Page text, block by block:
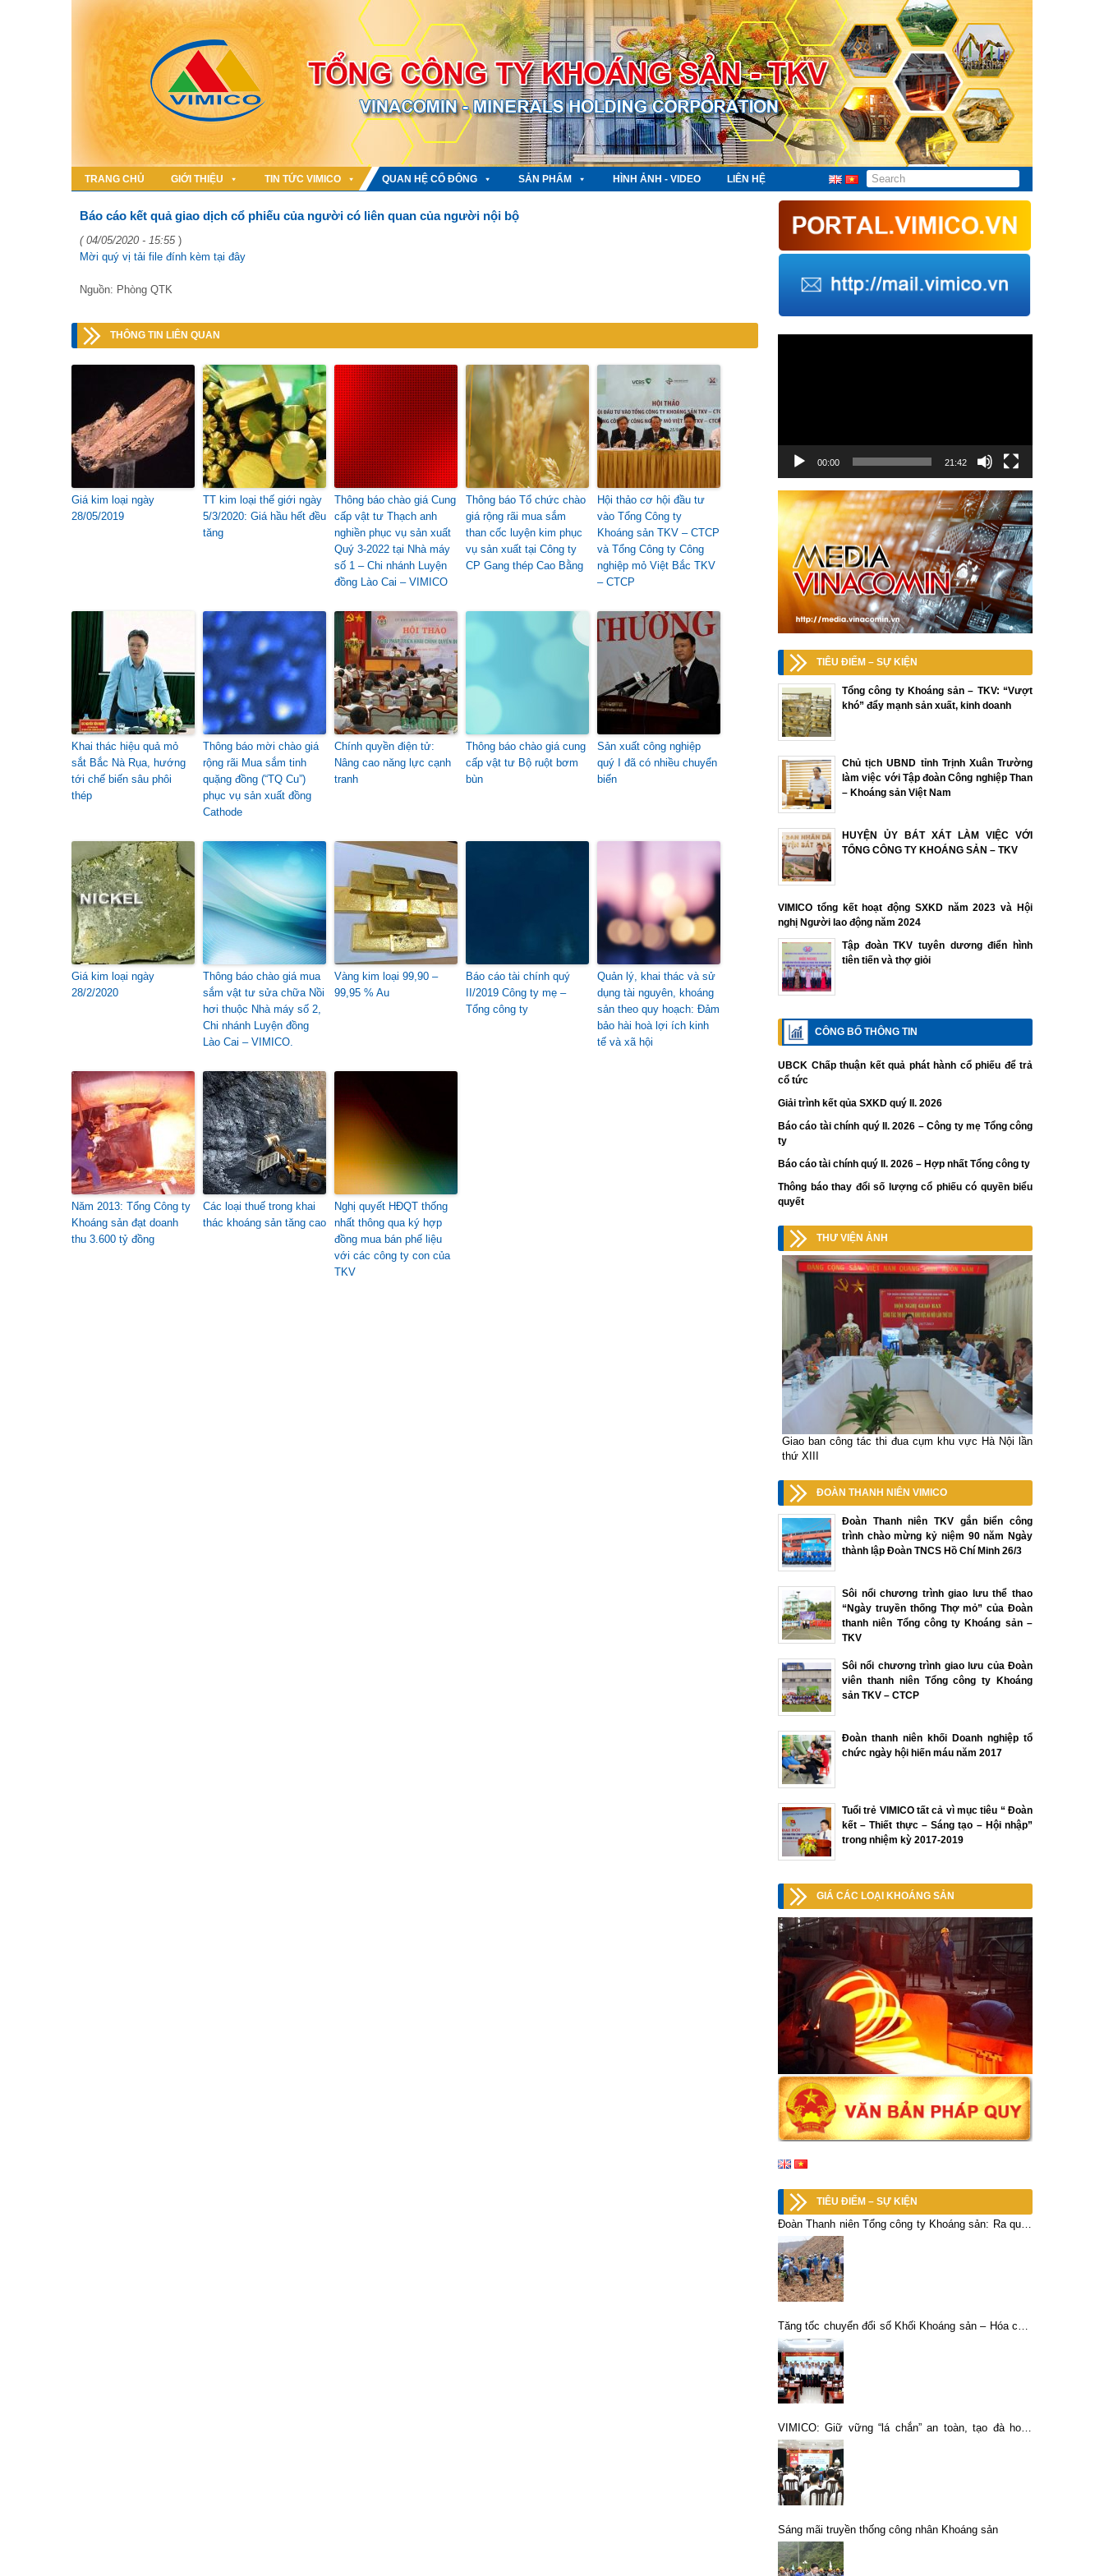
TRANG CHỦ GIỚI THIỆU TIN TỨC VIMICO QUAN HỆ CỔ ĐÔNG SẢN PHẨM HÌNH ẢNH - VIDEO LIÊN HỆ
Báo cáo kết quả giao dịch cổ phiếu của người có liên quan của người nội bộ
( 04/05/2020 - 15:55)
Mời quý vị tải file đính kèm tại đây
Nguồn: Phòng QTK
THÔNG TIN LIÊN QUAN
Giá kim loại ngày
28/05/2019
TT kim loại thế giới ngày
5/3/2020: Giá hầu hết đều
tăng
Thông báo chào giá Cung
cấp vật tư Thạch anh
nghiền phục vụ sản xuất
Quý 3-2022 tại Nhà máy
số 1 – Chi nhánh Luyện
đồng Lào Cai – VIMICO
Thông báo Tổ chức chào
giá rộng rãi mua sắm
than cốc luyện kim phục
vụ sản xuất tại Công ty
CP Gang thép Cao Bằng
Hội thảo cơ hội đầu tư
vào Tổng Công ty
Khoáng sản TKV – CTCP
và Tổng Công ty Công
nghiệp mỏ Việt Bắc TKV
– CTCP
Khai thác hiệu quả mỏ
sắt Bắc Nà Rụa, hướng
tới chế biến sâu phôi
thép
Thông báo mời chào giá
rộng rãi Mua sắm tinh
quặng đồng (“TQ Cu”)
phục vụ sản xuất đồng
Cathode
Chính quyền điện tử:
Nâng cao năng lực cạnh
tranh
Thông báo chào giá cung
cấp vật tư Bộ ruột bơm
bùn
Sản xuất công nghiệp
quý I đã có nhiều chuyển
biến
Giá kim loại ngày
28/2/2020
Thông báo chào giá mua
sắm vật tư sửa chữa Nồi
hơi thuộc Nhà máy số 2,
Chi nhánh Luyện đồng
Lào Cai – VIMICO.
Vàng kim loại 99,90 –
99,95 % Au
Báo cáo tài chính quý
II/2019 Công ty mẹ –
Tổng công ty
Quản lý, khai thác và sử
dụng tài nguyên, khoáng
sản theo quy hoạch: Đảm
bảo hài hoà lợi ích kinh
tế và xã hội
Năm 2013: Tổng Công ty
Khoáng sản đạt doanh
thu 3.600 tỷ đồng
Các loại thuế trong khai
thác khoáng sản tăng cao
Nghị quyết HĐQT thống
nhất thông qua ký hợp
đồng mua bán phế liệu
với các công ty con của
TKV
00:00 21:42
TIÊU ĐIỂM – SỰ KIỆN
Tổng công ty Khoáng sản – TKV: “Vượt
khó” đẩy mạnh sản xuất, kinh doanh
Chủ tịch UBND tỉnh Trịnh Xuân Trường
làm việc với Tập đoàn Công nghiệp Than
– Khoáng sản Việt Nam
HUYỆN ỦY BÁT XÁT LÀM VIỆC VỚI
TỔNG CÔNG TY KHOÁNG SẢN – TKV
VIMICO tổng kết hoạt động SXKD năm 2023 và Hội
nghị Người lao động năm 2024
Tập đoàn TKV tuyên dương điển hình
tiên tiến và thợ giỏi
CÔNG BỐ THÔNG TIN
UBCK Chấp thuận kết quả phát hành cổ phiếu để trả
cổ tức
Giải trình kết qủa SXKD quý II. 2026
Báo cáo tài chính quý II. 2026 – Công ty mẹ Tổng công
ty
Báo cáo tài chính quý II. 2026 – Hợp nhất Tổng công ty
Thông báo thay đổi số lượng cổ phiếu có quyền biểu
quyết
THƯ VIỆN ẢNH
Giao ban công tác thi đua cụm khu vực Hà Nội lần
thứ XIII
ĐOÀN THANH NIÊN VIMICO
Đoàn Thanh niên TKV gắn biển công
trình chào mừng kỷ niệm 90 năm Ngày
thành lập Đoàn TNCS Hồ Chí Minh 26/3
Sôi nổi chương trình giao lưu thể thao
“Ngày truyền thống Thợ mỏ” của Đoàn
thanh niên Tổng công ty Khoáng sản –
TKV
Sôi nổi chương trình giao lưu của Đoàn
viên thanh niên Tổng công ty Khoáng
sản TKV – CTCP
Đoàn thanh niên khối Doanh nghiệp tổ
chức ngày hội hiến máu năm 2017
Tuổi trẻ VIMICO tất cả vì mục tiêu “ Đoàn
kết – Thiết thực – Sáng tạo – Hội nhập”
trong nhiệm kỳ 2017-2019
GIÁ CÁC LOẠI KHOÁNG SẢN
TIÊU ĐIỂM – SỰ KIỆN
Đoàn Thanh niên Tổng công ty Khoáng sản: Ra quân
cải tạo, phục hồi môi trường bãi thải Bắc khu Tây
Tăng tốc chuyển đổi số Khối Khoáng sản – Hóa chất
TKV: Quyết tâm bứt phá trong giai đoạn nước rút
VIMICO: Giữ vững “lá chắn” an toàn, tạo đà hoàn
thành mục tiêu sản xuất kinh doanh năm 2026
Sáng mãi truyền thống công nhân Khoáng sản